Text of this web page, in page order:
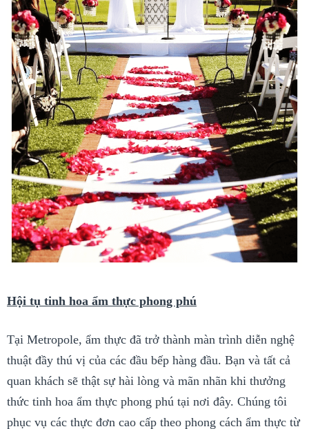
Hội tụ tinh hoa ẩm thực phong phú
Tại Metropole, ẩm thực đã trở thành màn trình diễn nghệ
thuật đầy thú vị của các đầu bếp hàng đầu. Bạn và tất cả
quan khách sẽ thật sự hài lòng và mãn nhãn khi thưởng
thức tinh hoa ẩm thực phong phú tại nơi đây. Chúng tôi
phục vụ các thực đơn cao cấp theo phong cách ẩm thực từ